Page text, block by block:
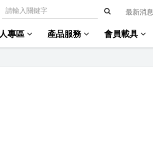
最新消息
專區 產品服務 會員載具